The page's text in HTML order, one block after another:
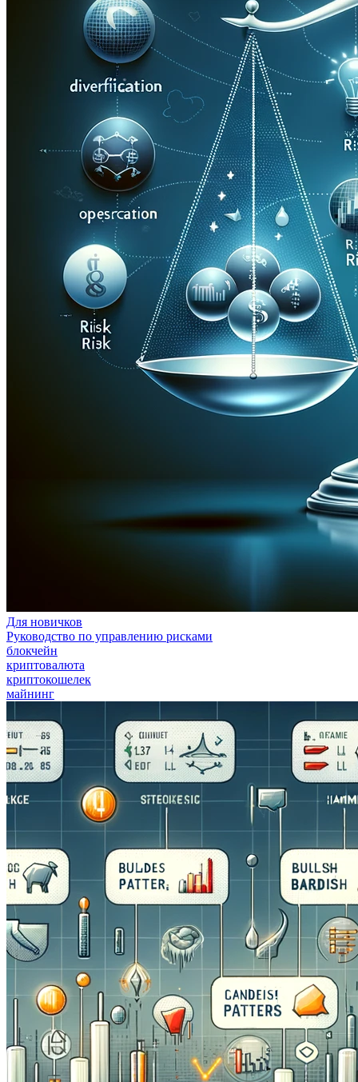
Для новичков
Руководство по управлению рисками
блокчейн
криптовалюта
криптокошелек
майнинг